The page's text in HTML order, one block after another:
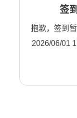
签
抱歉，签到
2026/06/01